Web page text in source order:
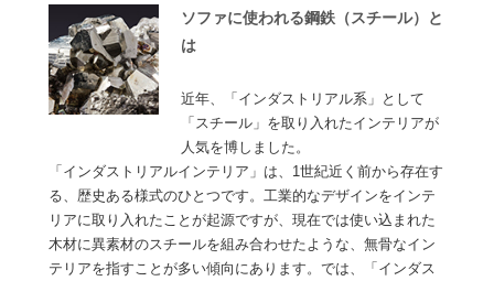
ソファに使われる鋼鉄（スチール）と
は
近年、「インダストリアル系」として
「スチール」を取り入れたインテリアが
人気を博しました。
「インダストリアルインテリア」は、1世紀近く前から存在す
る、歴史ある様式のひとつです。工業的なデザインをインテ
リアに取り入れたことが起源ですが、現在では使い込まれた
木材に異素材のスチールを組み合わせたような、無骨なイン
テリアを指すことが多い傾向にあります。では、「インダス